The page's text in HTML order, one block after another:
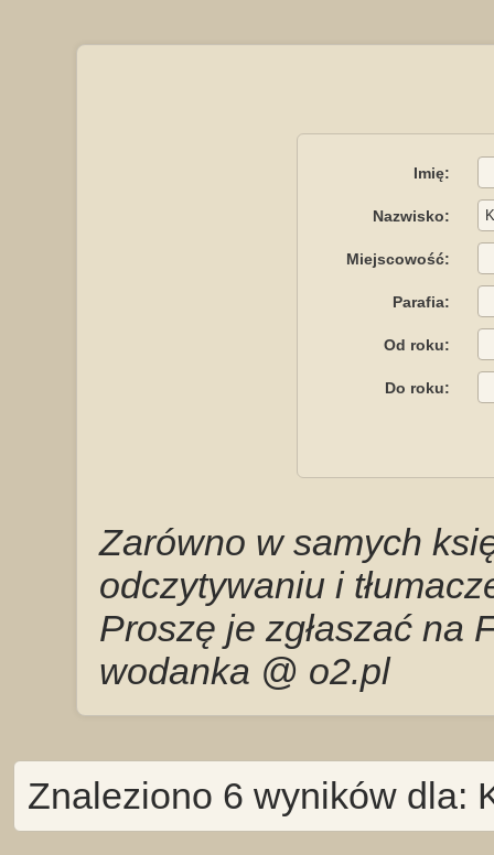
Imię:
Nazwisko:
Miejscowość:
Parafia:
Od roku:
Do roku:
Zarówno w samych
odczytywaniu i
Proszę je zgłaszać na
wodanka @ o2.pl
Znaleziono 6 wyników dla: